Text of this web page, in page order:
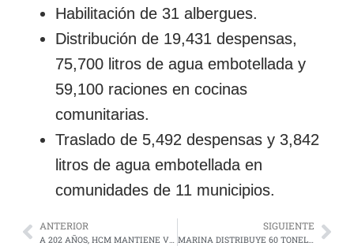
Habilitación de 31 albergues.
Distribución de 19,431 despensas,
75,700 litros de agua embotellada y
59,100 raciones en cocinas
comunitarias.
Traslado de 5,492 despensas y 3,842
litros de agua embotellada en
comunidades de 11 municipios.
ANTERIOR
A 202 AÑOS, HCM MANTIENE VIVA SU MISIÓN DE FORMAR OFICIALES: LEANA OJEDA
SIGUIENTE
MARINA DISTRIBUYE 60 TONELADAS DE AYUDA A TRAVÉS DEL PUENTE AÉREO EN LA HUASTECA